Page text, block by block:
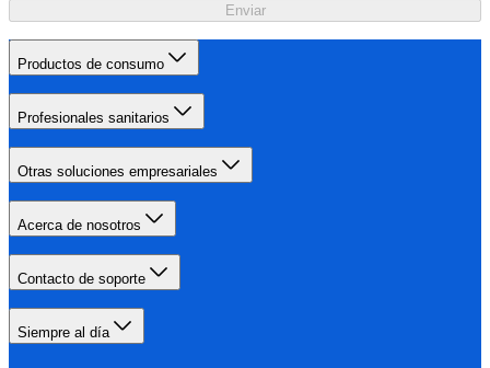
Enviar
Productos de consumo
Profesionales sanitarios
Otras soluciones empresariales
Acerca de nosotros
Contacto de soporte
Siempre al día